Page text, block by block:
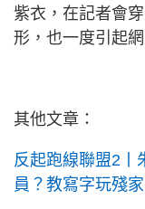
紫衣，在記者會
形，也一度引起網
其他文章：
反起跑線聯盟2丨
員？教寫字玩殘